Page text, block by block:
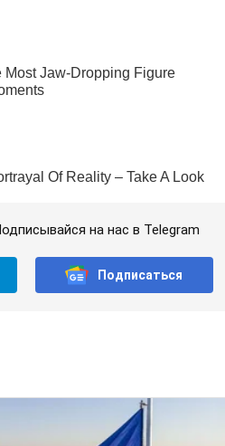
на нас в Telegram
Подписаться